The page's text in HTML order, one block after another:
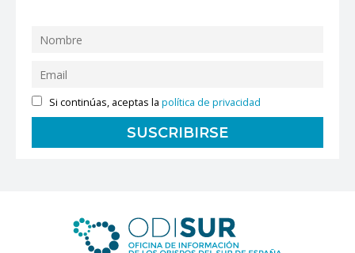
Si continúas, aceptas lapolítica de privacidad